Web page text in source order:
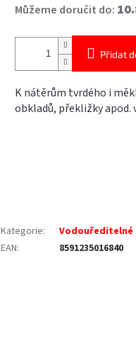
Můžeme doručit do:
Přidat
K nátěrům tvrdého i
obkladů, překližky apod.
Kategorie:
Vodouředitelné
EAN: 8591235016840